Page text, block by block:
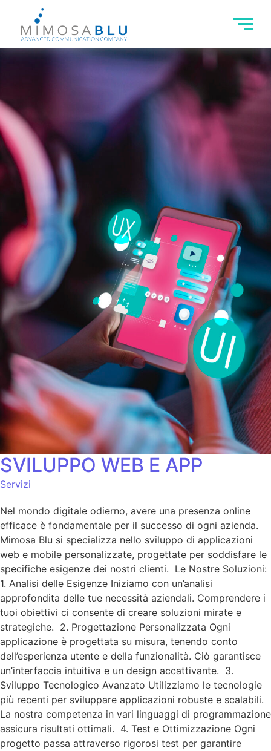
SVILUPPO WEB E APP
Servizi
Nel mondo digitale odierno, avere una presenza online
efficace è fondamentale per il successo di ogni azienda.
Mimosa Blu si specializza nello sviluppo di applicazioni
web e mobile personalizzate, progettate per soddisfare le
specifiche esigenze dei nostri clienti. Le Nostre Soluzioni:
1. Analisi delle Esigenze Iniziamo con un’analisi
approfondita delle tue necessità aziendali. Comprendere i
tuoi obiettivi ci consente di creare soluzioni mirate e
strategiche. 2. Progettazione Personalizzata Ogni
applicazione è progettata su misura, tenendo conto
dell’esperienza utente e della funzionalità. Ciò garantisce
un’interfaccia intuitiva e un design accattivante. 3.
Sviluppo Tecnologico Avanzato Utilizziamo le tecnologie
più recenti per sviluppare applicazioni robuste e scalabili.
La nostra competenza in vari linguaggi di programmazione
assicura risultati ottimali. 4. Test e Ottimizzazione Ogni
progetto passa attraverso rigorosi test per garantire